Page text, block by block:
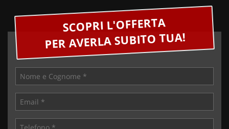
SCOPRI L'OFFERTA
PER AVERLA SUBITO TUA!